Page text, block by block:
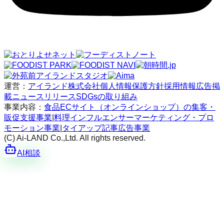
運営： アイランド株式会社個人情報保護方針採用情報広告掲
載ニュースリリースSDGsの取り組み
事業内容： 食品ECサイト（オンラインショップ）の集客・
販促支援事業 料理インフルエンサーマーケティング・プロ
モーション事業 タイアップ記事広告事業
(C) Ai-LAND Co.,Ltd. All rights reserved.
AI相談